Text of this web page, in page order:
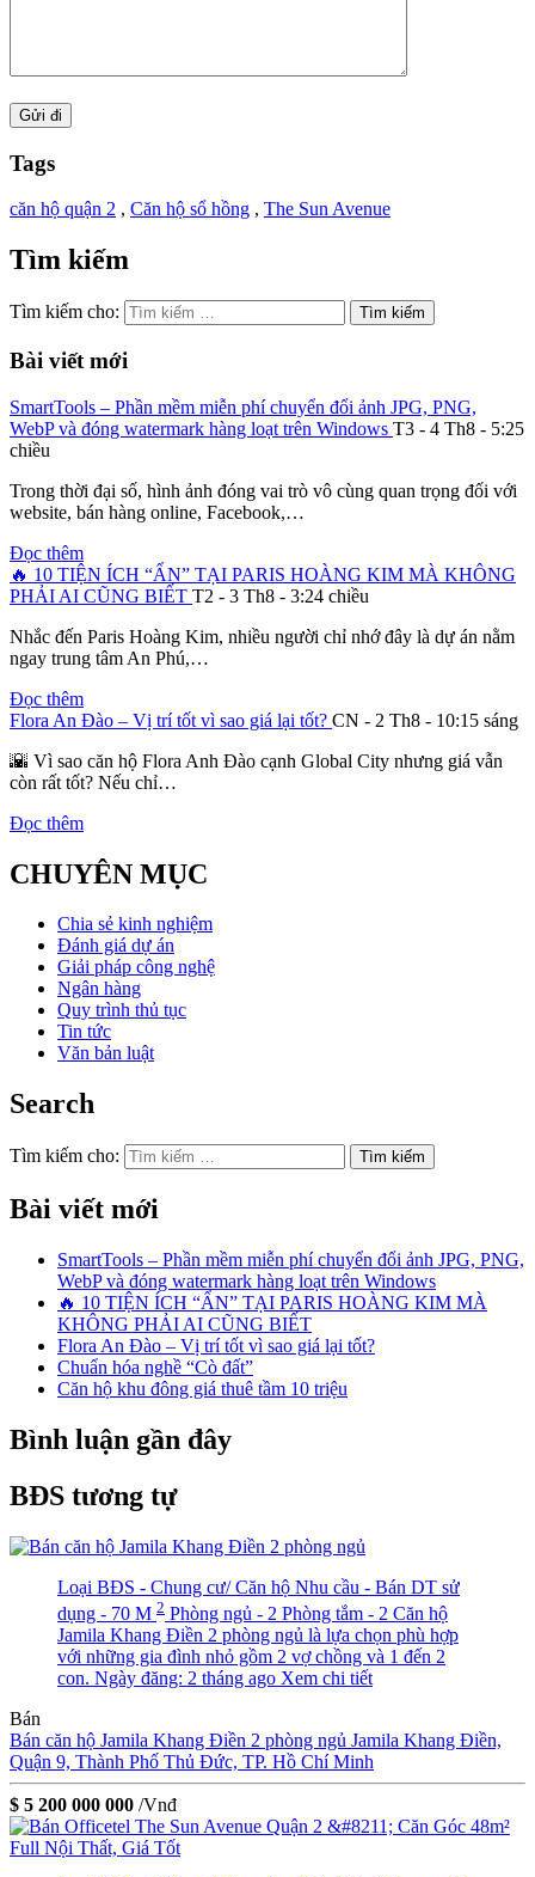
Tags
căn hộ quận 2 , Căn hộ sổ hồng , The Sun Avenue
Tìm kiếm
Tìm kiếm cho:
Bài viết mới
SmartTools – Phần mềm miễn phí chuyển đổi ảnh JPG, PNG,
WebP và đóng watermark hàng loạt trên Windows T3 - 4 Th8 - 5:25
chiều
Trong thời đại số, hình ảnh đóng vai trò vô cùng quan trọng đối với
website, bán hàng online, Facebook,…
Đọc thêm
🔥 10 TIỆN ÍCH “ẨN” TẠI PARIS HOÀNG KIM MÀ KHÔNG
PHẢI AI CŨNG BIẾT T2 - 3 Th8 - 3:24 chiều
Nhắc đến Paris Hoàng Kim, nhiều người chỉ nhớ đây là dự án nằm
ngay trung tâm An Phú,…
Đọc thêm
Flora An Đào – Vị trí tốt vì sao giá lại tốt? CN - 2 Th8 - 10:15 sáng
🌇 Vì sao căn hộ Flora Anh Đào cạnh Global City nhưng giá vẫn
còn rất tốt? Nếu chỉ…
Đọc thêm
CHUYÊN MỤC
Chia sẻ kinh nghiệm
Đánh giá dự án
Giải pháp công nghệ
Ngân hàng
Quy trình thủ tục
Tin tức
Văn bản luật
Search
Tìm kiếm cho:
Bài viết mới
SmartTools – Phần mềm miễn phí chuyển đổi ảnh JPG, PNG,
WebP và đóng watermark hàng loạt trên Windows
🔥 10 TIỆN ÍCH “ẨN” TẠI PARIS HOÀNG KIM MÀ
KHÔNG PHẢI AI CŨNG BIẾT
Flora An Đào – Vị trí tốt vì sao giá lại tốt?
Chuẩn hóa nghề “Cò đất”
Căn hộ khu đông giá thuê tầm 10 triệu
Bình luận gần đây
BĐS tương tự
Loại BĐS - Chung cư/ Căn hộ Nhu cầu - Bán DT sử
dụng - 70 M 2 Phòng ngủ - 2 Phòng tắm - 2 Căn hộ
Jamila Khang Điền 2 phòng ngủ là lựa chọn phù hợp
với những gia đình nhỏ gồm 2 vợ chồng và 1 đến 2
con. Ngày đăng: 2 tháng ago Xem chi tiết
Bán
Bán căn hộ Jamila Khang Điền 2 phòng ngủ Jamila Khang Điền,
Quận 9, Thành Phố Thủ Đức, TP. Hồ Chí Minh
$ 5 200 000 000 /Vnđ